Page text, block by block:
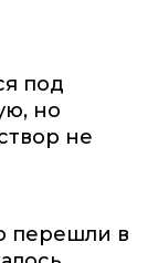
под
но
не
перешли в